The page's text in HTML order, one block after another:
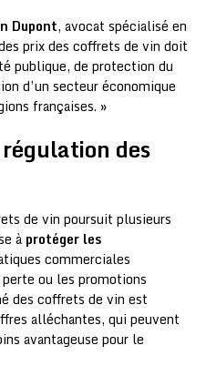
Dupont, avocat spécialisé en
prix des coffrets de vin doit
publique, de protection du
d’un secteur économique
françaises. »
des
de vin poursuit plusieurs
à protéger les
commerciales
ou les promotions
des coffrets de vin est
alléchantes, qui peuvent
avantageuse pour le